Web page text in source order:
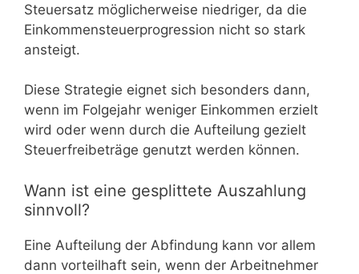
Steuersatz möglicherweise niedriger, da die
Einkommensteuerprogression nicht so stark
ansteigt.
Diese Strategie eignet sich besonders dann,
wenn im Folgejahr weniger Einkommen erzielt
wird oder wenn durch die Aufteilung gezielt
Steuerfreibeträge genutzt werden können.
Wann ist eine gesplittete Auszahlung
sinnvoll?
Eine Aufteilung der Abfindung kann vor allem
dann vorteilhaft sein, wenn der Arbeitnehmer